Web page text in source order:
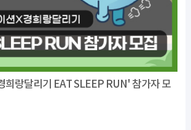
희랑달리기 EAT SLEEP RUN' 참가자 모